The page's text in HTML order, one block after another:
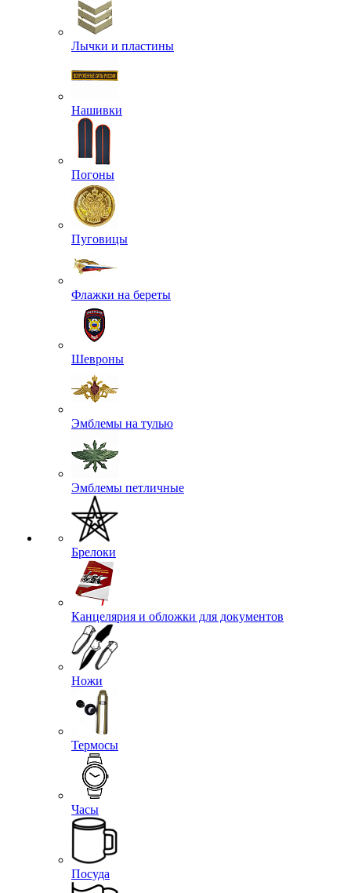
Лычки и пластины
Нашивки
Погоны
Пуговицы
Флажки на береты
Шевроны
Эмблемы на тулью
Эмблемы петличные
Брелоки
Канцелярия и обложки для документов
Ножи
Термосы
Часы
Посуда